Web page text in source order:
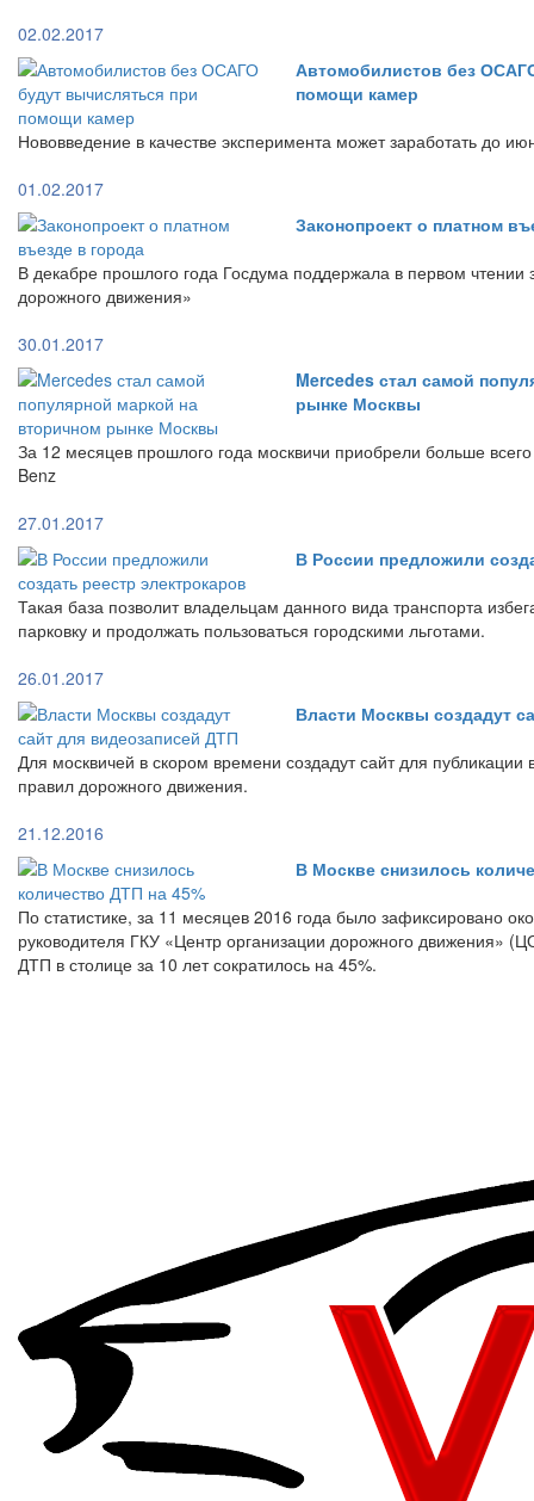
02.02.2017
Автомобилистов без
помощи камер
Нововведение в качестве эксперимента может заработать до
01.02.2017
Законопроект о платном
В декабре прошлого года Госдума поддержала в первом чтении
дорожного движения»
30.01.2017
Mercedes стал самой
рынке Москвы
За 12 месяцев прошлого года москвичи приобрели больше
Benz
27.01.2017
В России предложили
Такая база позволит владельцам данного вида транспорта
парковку и продолжать пользоваться городскими льготами.
26.01.2017
Власти Москвы создадут
Для москвичей в скором времени создадут сайт для
правил дорожного движения.
21.12.2016
В Москве снизилось
По статистике, за 11 месяцев 2016 года было зафиксировано
руководителя ГКУ «Центр организации дорожного движения»
ДТП в столице за 10 лет сократилось на 45%.